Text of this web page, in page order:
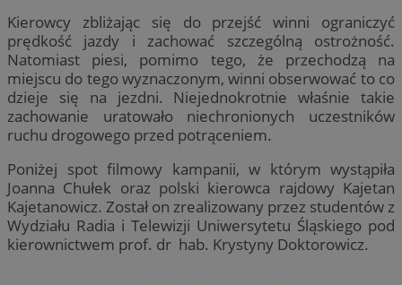
Kierowcy zbliżając się do przejść winni ograniczyć
prędkość jazdy i zachować szczególną ostrożność.
Natomiast piesi, pomimo tego, że przechodzą na
miejscu do tego wyznaczonym, winni obserwować to co
dzieje się na jezdni. Niejednokrotnie właśnie takie
zachowanie uratowało niechronionych uczestników
ruchu drogowego przed potrąceniem.
Poniżej spot filmowy kampanii, w którym wystąpiła
Joanna Chułek oraz polski kierowca rajdowy Kajetan
Kajetanowicz. Został on zrealizowany przez studentów z
Wydziału Radia i Telewizji Uniwersytetu Śląskiego pod
kierownictwem prof. dr hab. Krystyny Doktorowicz.